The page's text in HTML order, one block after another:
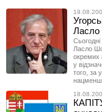
Ласло
окремих
у
того, за